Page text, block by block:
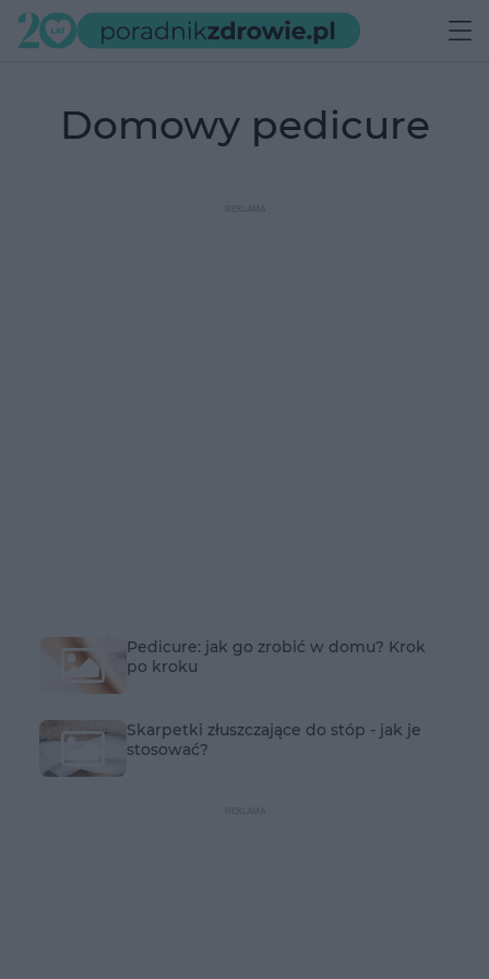
domowy pedicure
Pedicure: jak go zrobić w domu? Krok
po kroku
Skarpetki złuszczające do stóp - jak je
stosować?